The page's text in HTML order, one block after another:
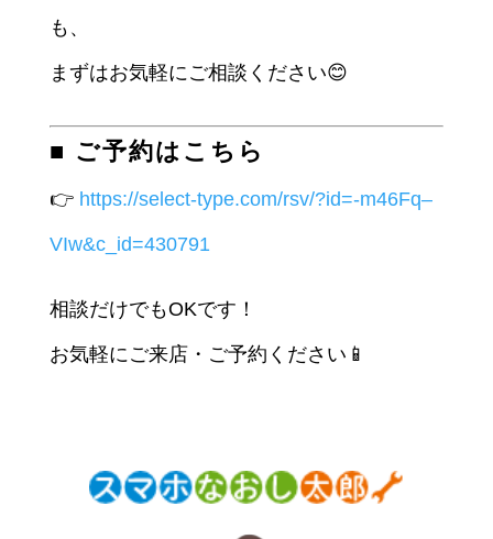
も、
まずはお気軽にご相談ください😊
■ ご予約はこちら
👉 https://select-type.com/rsv/?id=-m46Fq–
VIw&c_id=430791
相談だけでもOKです！
お気軽にご来店・ご予約ください📱